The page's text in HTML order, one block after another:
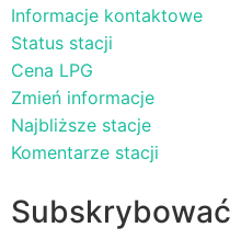
Informacje kontaktowe
Status stacji
Cena LPG
Zmień informacje
Najbliższe stacje
Komentarze stacji
Subskrybować